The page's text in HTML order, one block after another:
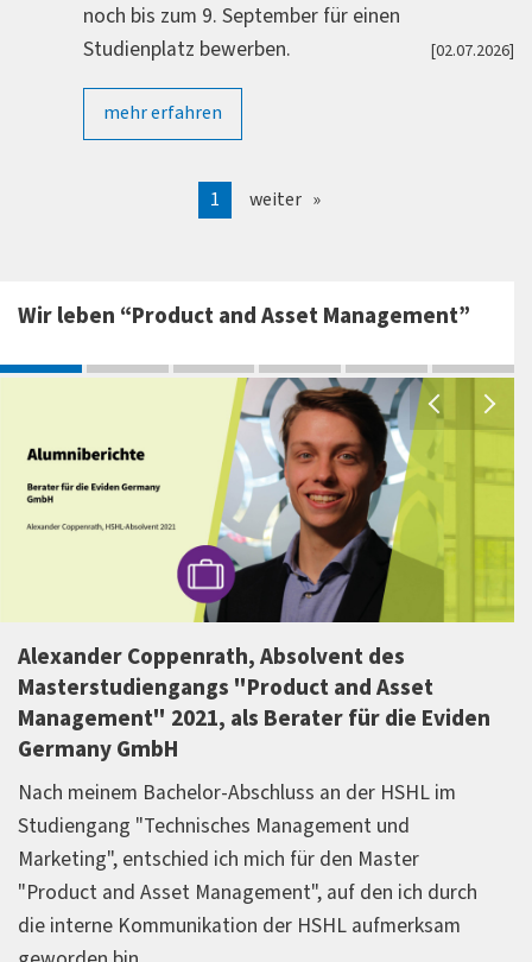
noch bis zum 9. September für einen
Studienplatz bewerben.
[02.07.2026]
mehr erfahren
1 weiter
Wir leben “Product and Asset Management”
Alexander Coppenrath, Absolvent des
Masterstudiengangs "Product and Asset
Management" 2021, als Berater für die Eviden
Germany GmbH
Nach meinem Bachelor-Abschluss an der HSHL im
Studiengang "Technisches Management und
Marketing", entschied ich mich für den Master
"Product and Asset Management", auf den ich durch
die interne Kommunikation der HSHL aufmerksam